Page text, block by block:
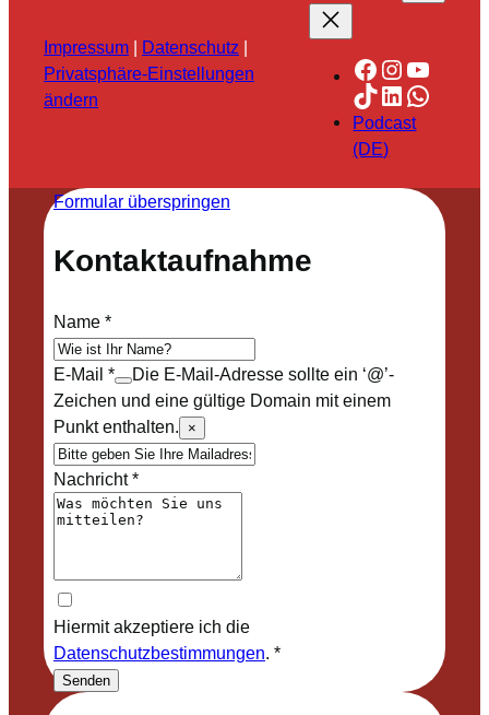
Impressum | Datenschutz |
Privatsphäre-Einstellungen
ändern
Facebook
TikTok
LinkedIn
Podcast
(DE)
Formular überspringen
Kontaktaufnahme
Name*
E-Mail *
Die E-Mail-Adresse sollte ein ‘@’-
Zeichen und eine gültige Domain mit einem
Punkt enthalten.
×
Nachricht*
Hiermit akzeptiere ich die
Datenschutzbestimmungen. *
Senden